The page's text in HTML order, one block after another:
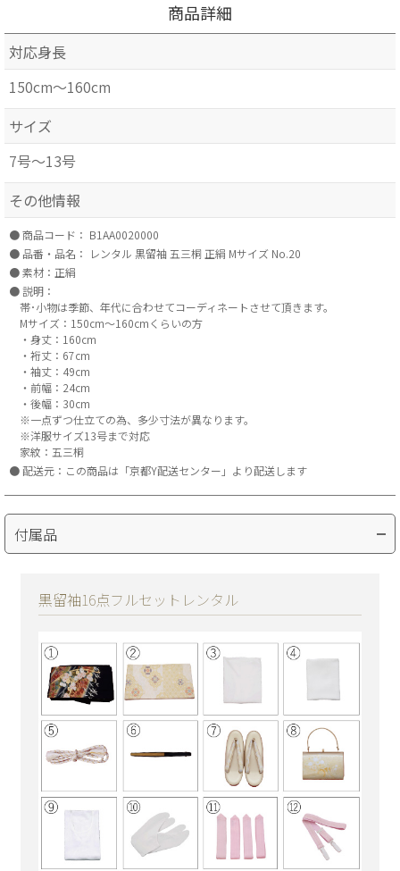
商品詳細
対応身長
150cm～160cm
サイズ
7号～13号
その他情報
商品コード： B1AA0020000
品番・品名：
レンタル 黒留袖 五三桐 正絹 Mサイズ No.20
素材：正絹
説明：
帯･小物は季節、年代に合わせてコーディネートさせて頂きます。
Mサイズ：150cm～160cmくらいの方
・身丈：160cm
・裄丈：67cm
・袖丈：49cm
・前幅：24cm
・後幅：30cm
※一点ずつ仕立ての為、多少寸法が異なります。
※洋服サイズ13号まで対応
家紋：五三桐
配送元：この商品は「京都Y配送センター」より配送します
付属品
黒留袖16点フルセットレンタル